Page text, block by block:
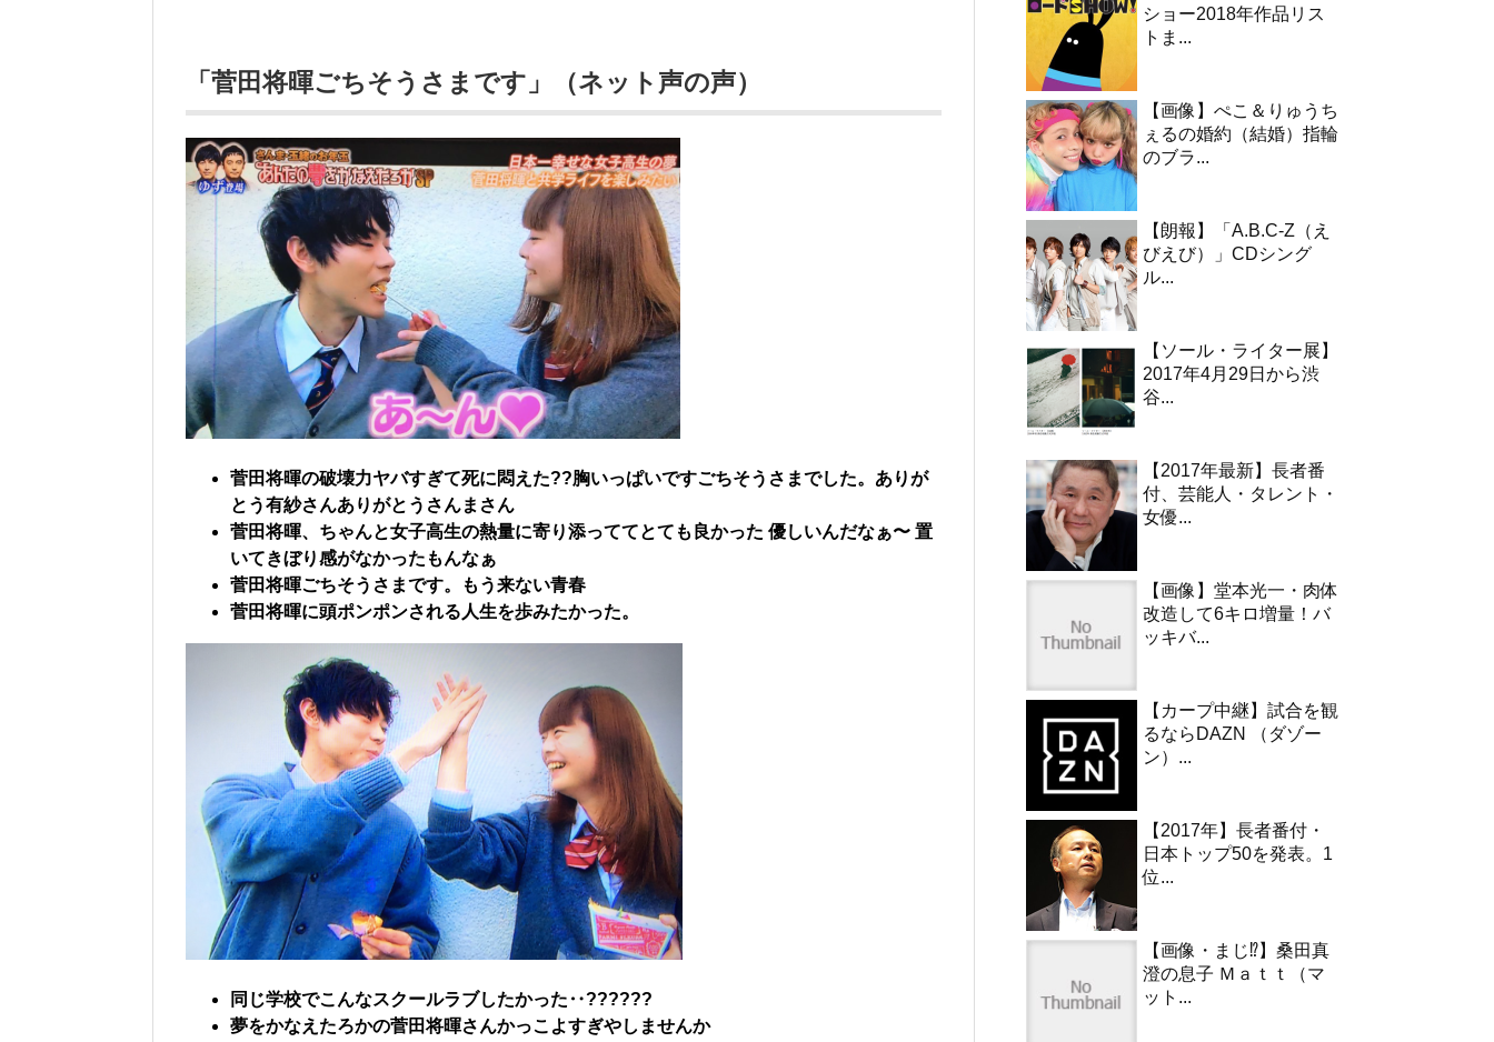
「菅田将暉ごちそうさまです」（ネット声の声）
菅田将暉の破壊力ヤバすぎて死に悶えた??胸いっぱいですごちそうさまでした。ありが
とう有紗さんありがとうさんまさん
菅田将暉、ちゃんと女子高生の熱量に寄り添っててとても良かった 優しいんだなぁ〜 置
いてきぼり感がなかったもんなぁ
菅田将暉ごちそうさまです。もう来ない青春
菅田将暉に頭ポンポンされる人生を歩みたかった。
同じ学校でこんなスクールラブしたかった‥??????
夢をかなえたろかの菅田将暉さんかっこよすぎやしませんか
ショー2018年作品リス
トま...
【画像】ぺこ＆りゅうち
ぇるの婚約（結婚）指輪
のブラ...
【朗報】「A.B.C-Z（え
びえび）」CDシング
ル...
【ソール・ライター展】
2017年4月29日から渋
谷...
【2017年最新】長者番
付、芸能人・タレント・
女優...
【画像】堂本光一・肉体
改造して6キロ増量！バ
ッキバ...
【カープ中継】試合を観
るならDAZN （ダゾー
ン）...
【2017年】長者番付・
日本トップ50を発表。1
位...
【画像・まじ⁉︎】桑田真
澄の息子 Ｍａｔｔ（マ
ット...